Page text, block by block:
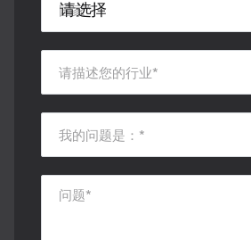
国家*
请描述您的行业*
我的问题是： *
问题*